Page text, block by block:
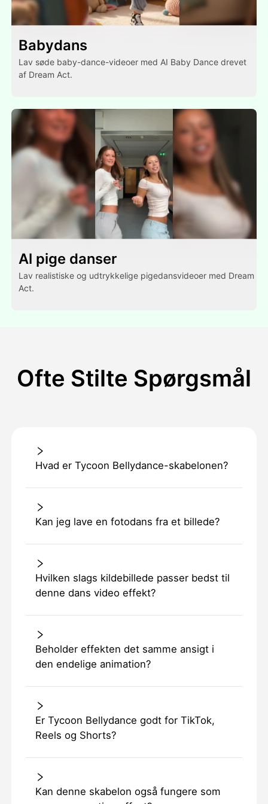
Babydans
Lav søde baby-dance-videoer med AI Baby Dance drevet
af Dream Act.
Al pige danser
Lav realistiske og udtrykkelige pigedansvideoer med Dream
Act.
Ofte Stilte Spørgsmål
Hvad er Tycoon Bellydance-skabelonen?
Kan jeg lave en fotodans fra et billede?
Hvilken slags kildebillede passer bedst til
denne dans video effekt?
Beholder effekten det samme ansigt i
den endelige animation?
Er Tycoon Bellydance godt for TikTok,
Reels og Shorts?
Kan denne skabelon også fungere som